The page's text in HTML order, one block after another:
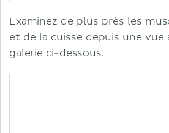
Examinez de plus près les
et de la cuisse depuis une vue
galerie ci-dessous.